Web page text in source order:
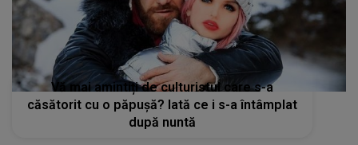
Vă mai amintiți de culturistul care s-a
căsătorit cu o păpușă? Iată ce i s-a întâmplat
după nuntă